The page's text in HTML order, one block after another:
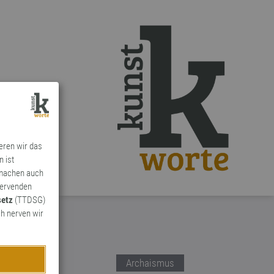
wir das
ist
auch
(TTDSG)
nerven wir
Archaismus